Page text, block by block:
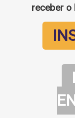
receber o